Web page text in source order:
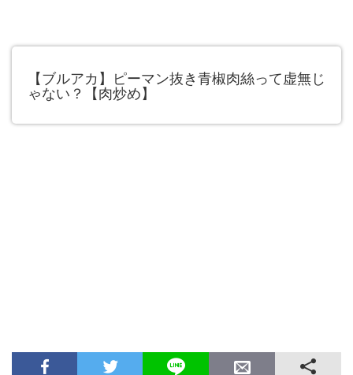
【ブルアカ】ピーマン抜き青椒肉絲って虚無じ
ゃない？【肉炒め】